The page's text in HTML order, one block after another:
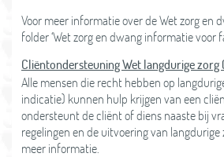
Voor meer informatie over de Wet zorg en
folder ‘Wet zorg en dwang informatie voor
Cliëntondersteuning Wet langdurige zorg
Alle mensen die recht hebben op
indicatie) kunnen hulp krijgen van een
ondersteunt de cliënt of diens naaste bij
regelingen en de uitvoering van langdurige
meer informatie.